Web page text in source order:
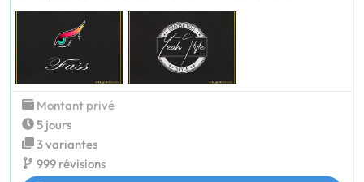
Montant privé
5 jours
3 variantes
999 révisions